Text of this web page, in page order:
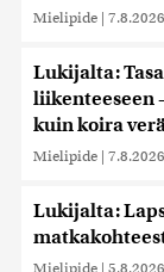
Mielipide |
Lukijalta:
liikenteeseen
kuin koira
Mielipide |
Lukijalta:
Mielipide |